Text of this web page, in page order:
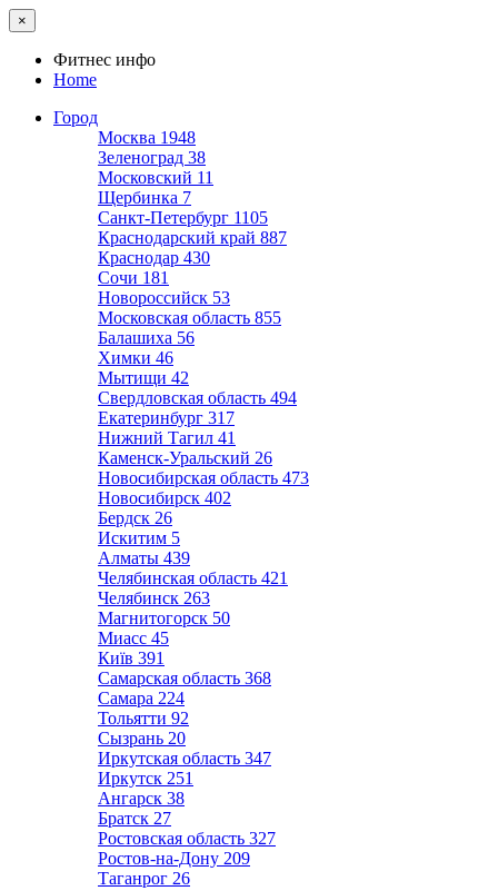
×
Фитнес инфо
Home
Город
Москва 1948
Зеленоград 38
Московский 11
Щербинка 7
Санкт-Петербург 1105
Краснодарский край 887
Краснодар 430
Сочи 181
Новороссийск 53
Московская область 855
Балашиха 56
Химки 46
Мытищи 42
Свердловская область 494
Екатеринбург 317
Нижний Тагил 41
Каменск-Уральский 26
Новосибирская область 473
Новосибирск 402
Бердск 26
Искитим 5
Алматы 439
Челябинская область 421
Челябинск 263
Магнитогорск 50
Миасс 45
Київ 391
Самарская область 368
Самара 224
Тольятти 92
Сызрань 20
Иркутская область 347
Иркутск 251
Ангарск 38
Братск 27
Ростовская область 327
Ростов-на-Дону 209
Таганрог 26